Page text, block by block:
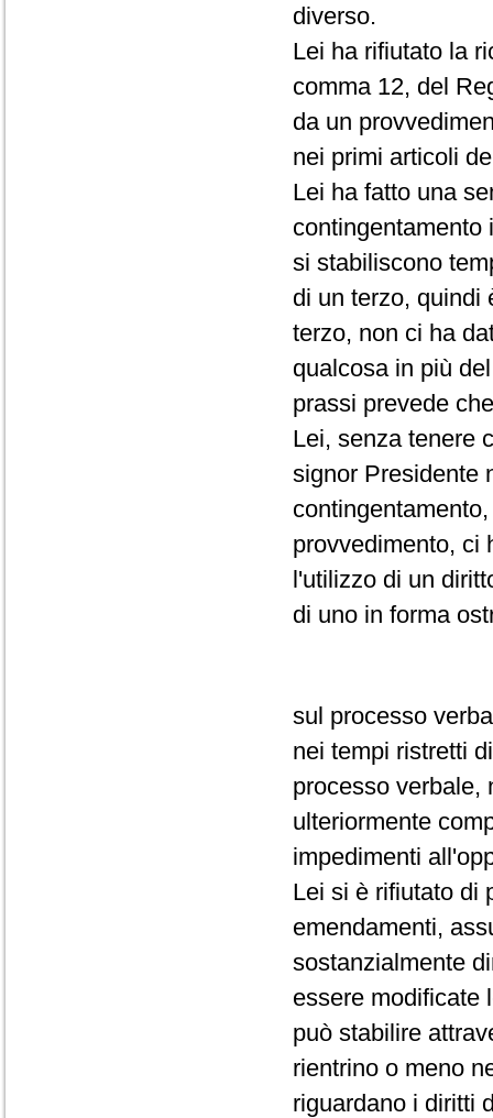
diverso.
Lei ha rifiutato la
comma 12, del
da un
nei primi articoli
Lei ha fatto una
contingentamento
si stabiliscono
di un terzo, quindi
terzo, non ci ha
qualcosa in più
prassi prevede
Lei, senza tenere
signor Presidente
provvedimento, ci
l'utilizzo di un
di uno in forma
sul processo
nei tempi ristretti
processo verbale,
ulteriormente
impedimenti
Lei si è rifiutato di
emendamenti,
sostanzialmente
essere modificate
può stabilire
rientrino o meno
riguardano i diritti